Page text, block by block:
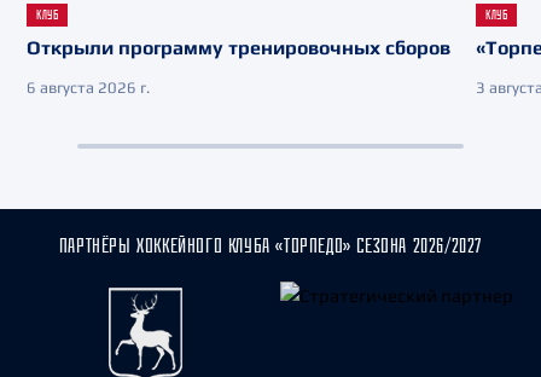
КЛУБ
Открыли программу тренировочных сборов
6 августа 2026 г.
КЛУБ
3
ПАРТНЁРЫ ХОККЕЙНОГО КЛУБА «ТОРПЕДО» СЕЗОНА 2026/2027